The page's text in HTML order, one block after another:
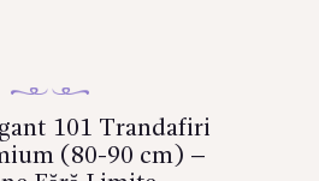
101 Trandafiri
(80-90 cm) –